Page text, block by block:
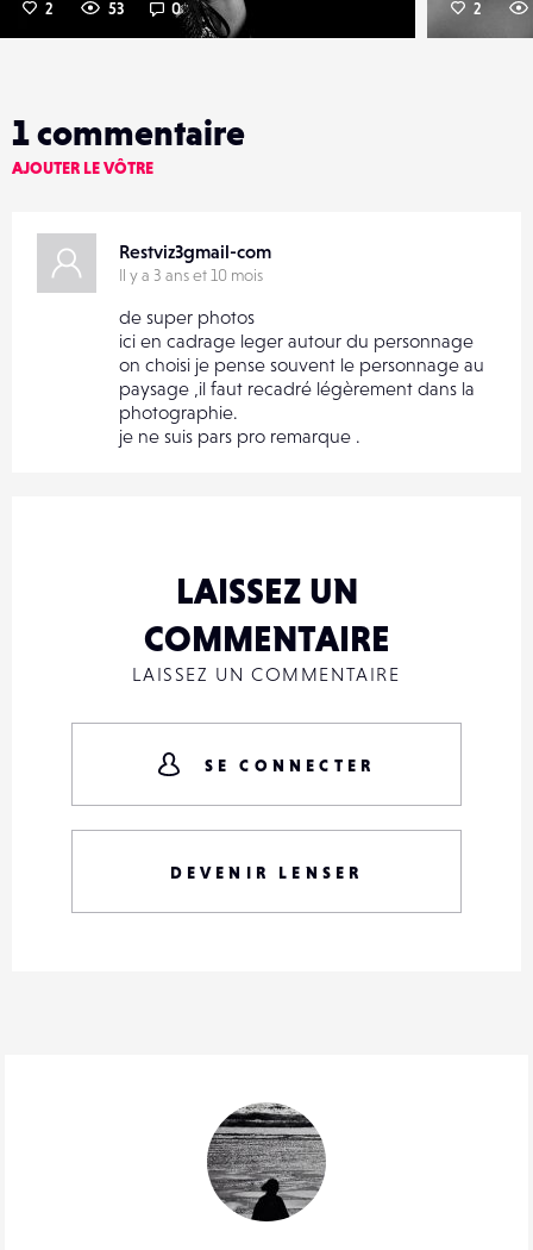
2 53 0 2
1commentaire
AJOUTER LE VÔTRE
Restviz3gmail-com
Il y a 3 ans et 10 mois
de super photos
ici en cadrage leger autour du personnage
on choisi je pense souvent le personnage au
paysage ,il faut recadré légèrement dans la
photographie.
je ne suis pars pro remarque .
LAISSEZ UN
COMMENTAIRE
LAISSEZ UN COMMENTAIRE
SE CONNECTER
DEVENIR LENSER